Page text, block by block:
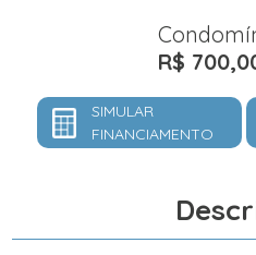
R$
SIMULAR
FINANCIAMENTO